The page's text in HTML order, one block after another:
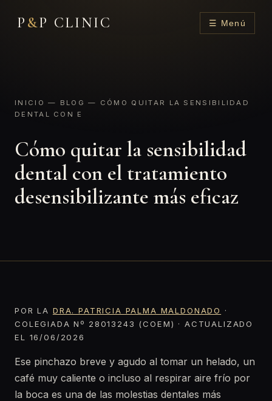
P &P CLINIC ☰ Menú
INICIO — BLOG — CÓMO QUITAR LA SENSIBILIDAD
DENTAL CON E
Cómo quitar la sensibilidad
dental con el tratamiento
desensibilizante más eficaz
POR LA DRA. PATRICIA PALMA MALDONADO
·
COLEGIADA Nº 28013243 (COEM) · ACTUALIZADO
EL 16/06/2026
Ese pinchazo breve y agudo al tomar un helado, un
café muy caliente o incluso al respirar aire frío por
la boca es una de las molestias dentales más